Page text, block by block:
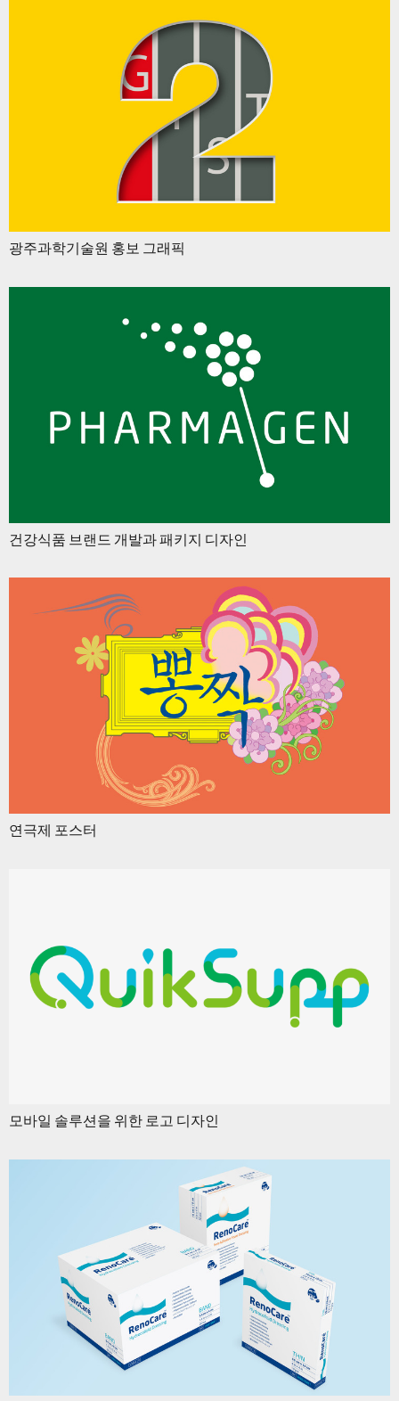
광주과학기술원 홍보 그래픽
건강식품 브랜드 개발과 패키지 디자인
연극제 포스터
모바일 솔루션을 위한 로고 디자인